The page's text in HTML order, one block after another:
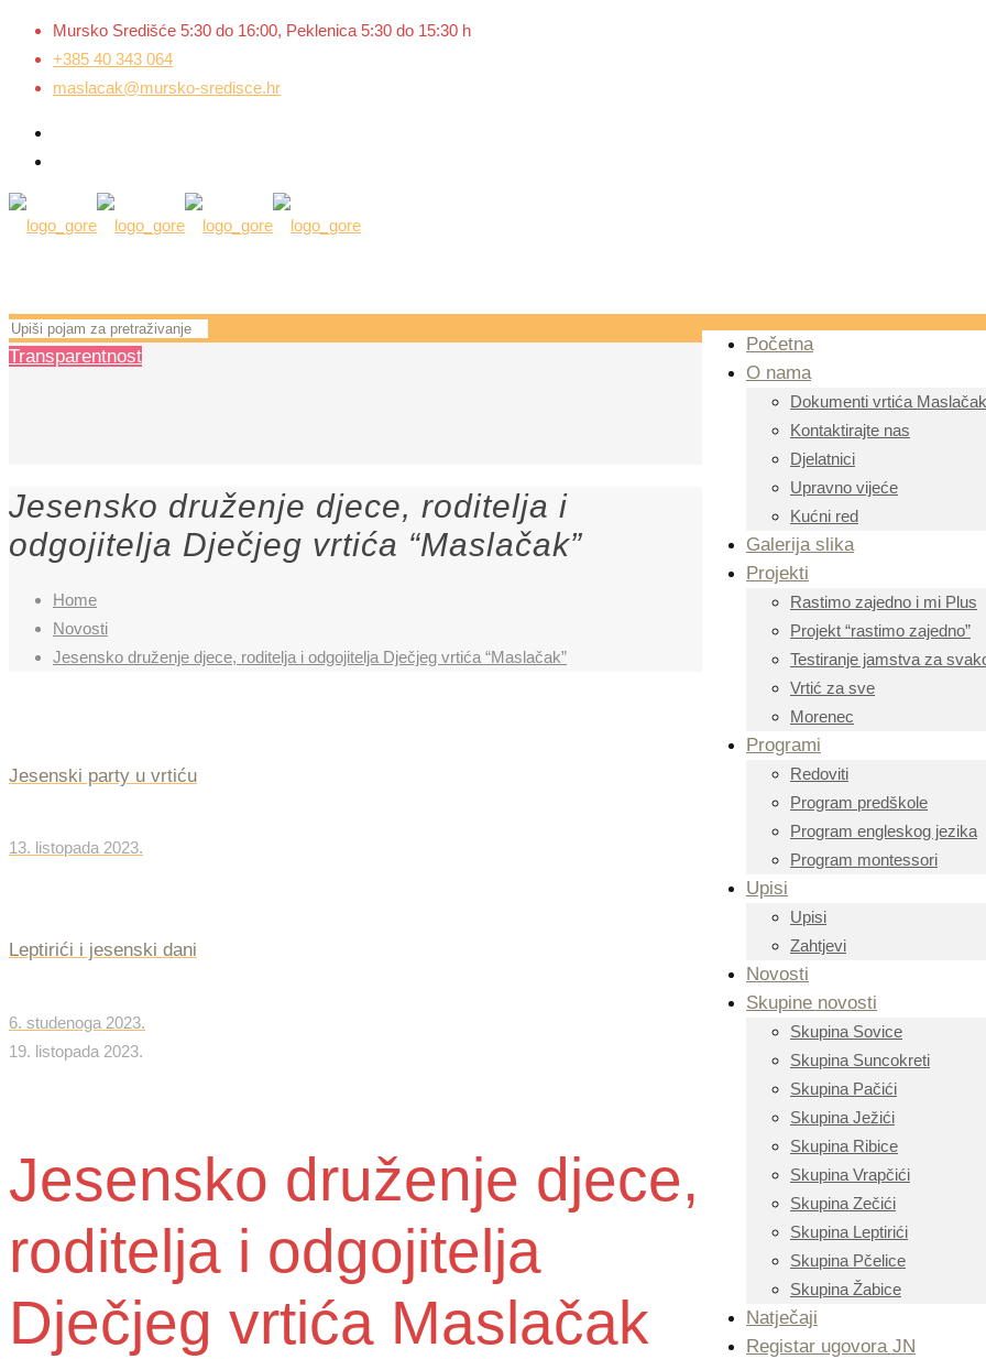
Mursko Središće 5:30 do 16:00, Peklenica 5:30 do 15:30 h
+385 40 343 064
maslacak@mursko-sredisce.hr
Početna
O nama
Dokumenti vrtića Maslačak
Kontaktirajte nas
Djelatnici
Upravno vijeće
Kućni red
Galerija slika
Projekti
Rastimo zajedno i mi Plus
Projekt “rastimo zajedno”
Testiranje jamstva za
Vrtić za sve
Morenec
Programi
Redoviti
Program predškole
Program engleskog jezika
Program montessori
Upisi
Upisi
Zahtjevi
Novosti
Skupine novosti
Skupina Sovice
Skupina Suncokreti
Skupina Pačići
Skupina Ježići
Skupina Ribice
Skupina Vrapčići
Skupina Zečići
Skupina Leptirići
Skupina Pčelice
Skupina Žabice
Natječaji
Registar ugovora JN
Transparentnost
Jesensko druženje djece, roditelja i
odgojitelja Dječjeg vrtića “Maslačak”
Home
Novosti
Jesensko druženje djece, roditelja i odgojitelja Dječjeg vrtića “Maslačak”
Jesenski party u vrtiću
13. listopada 2023.
Leptirići i jesenski dani
6. studenoga 2023.
19. listopada 2023.
Jesensko druženje djece,
roditelja i odgojitelja
Dječjeg vrtića Maslačak